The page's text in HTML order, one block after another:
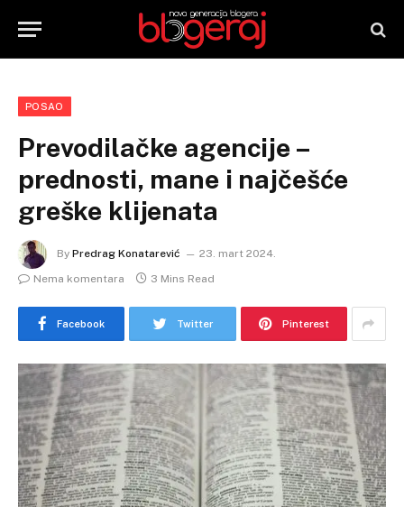
POSAO
Prevodilačke agencije –
prednosti, mane i najčešće
greške klijenata
By Predrag Konatarević
23. mart 2024.
Nema komentara
3 Mins Read
Facebook Twitter Pinterest